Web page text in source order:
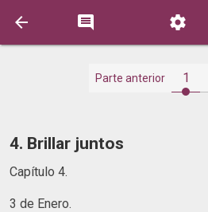
  
Parte anterior 1
4. Brillar juntos
Capítulo 4.
3 de Enero.